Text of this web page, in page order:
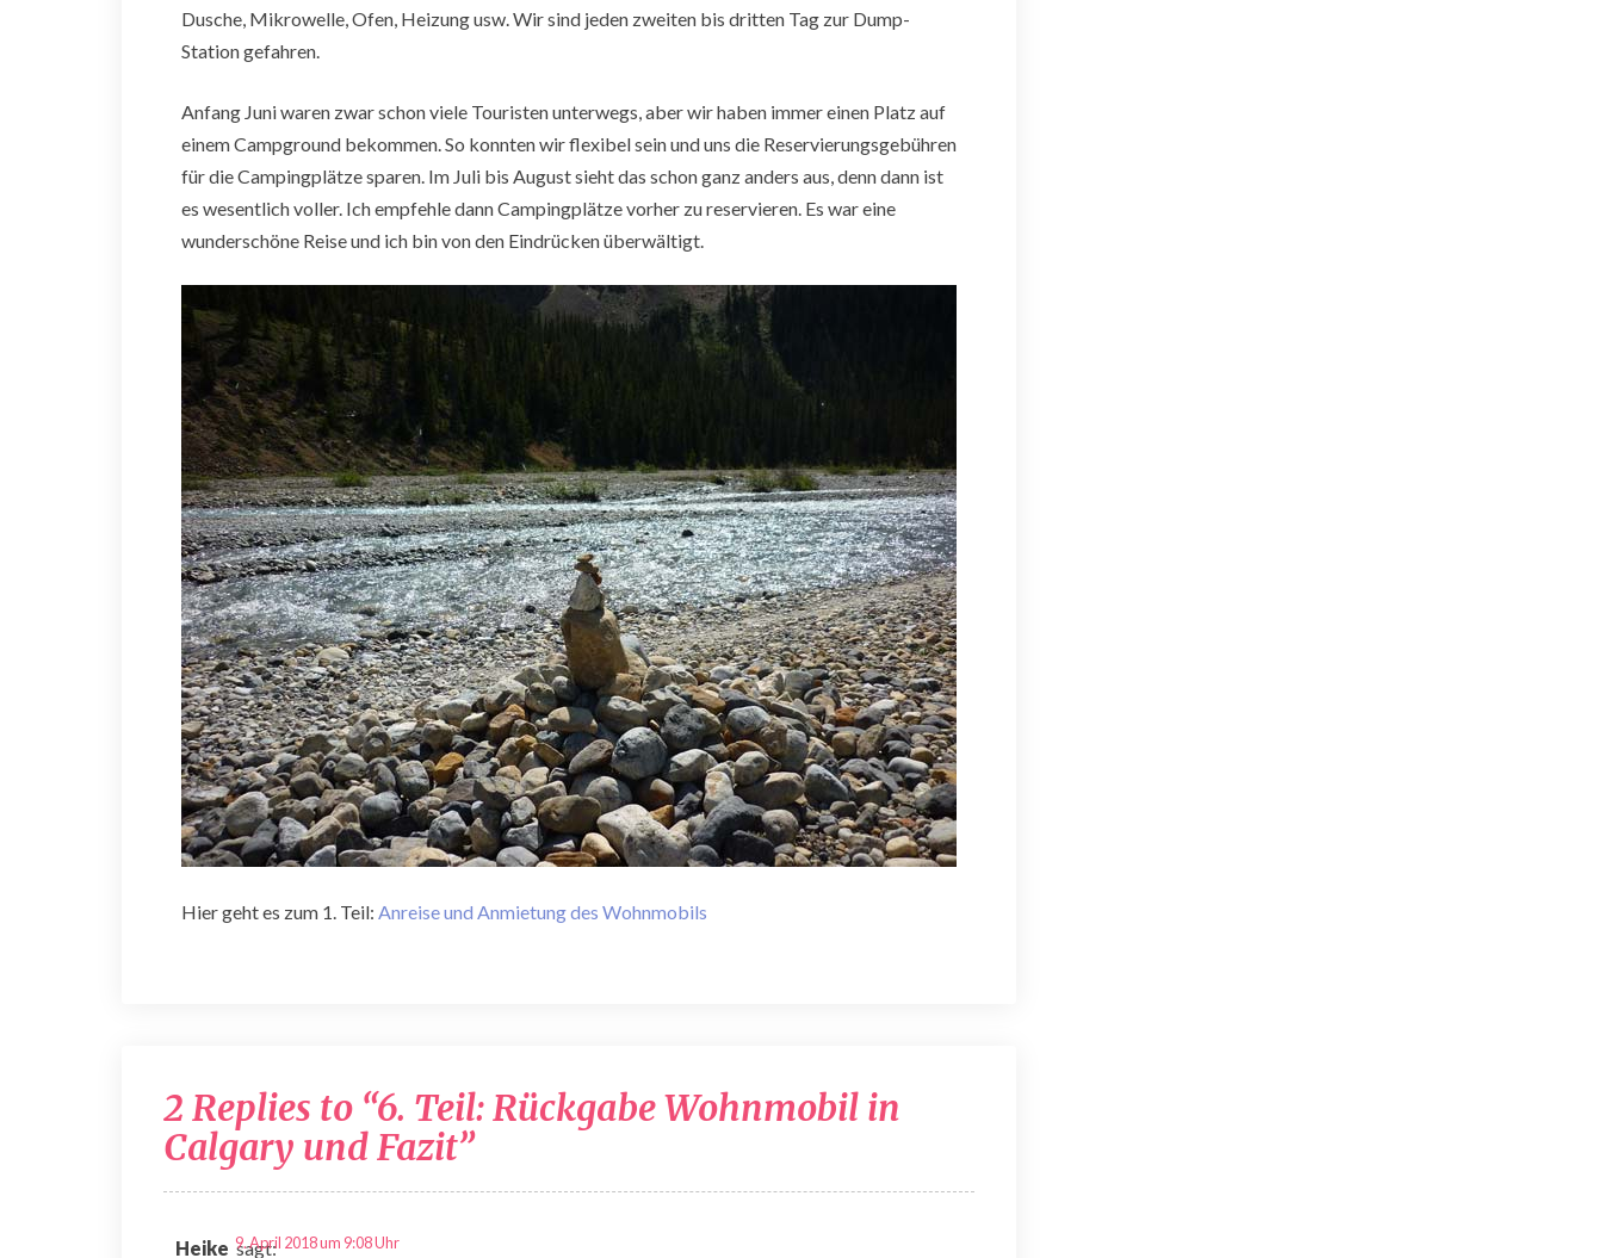
Dusche, Mikrowelle, Ofen, Heizung usw. Wir sind jeden zweiten bis dritten Tag zur Dump-
Station gefahren.
Anfang Juni waren zwar schon viele Touristen unterwegs, aber wir haben immer einen Platz auf
einem Campground bekommen. So konnten wir flexibel sein und uns die Reservierungsgebühren
für die Campingplätze sparen. Im Juli bis August sieht das schon ganz anders aus, denn dann ist
es wesentlich voller. Ich empfehle dann Campingplätze vorher zu reservieren. Es war eine
wunderschöne Reise und ich bin von den Eindrücken überwältigt.
Hier geht es zum 1. Teil: Anreise und Anmietung des Wohnmobils
2 Replies to “6. Teil: Rückgabe Wohnmobil in
Calgary und Fazit”
Heike sagt:
9. April 2018 um 9:08 Uhr